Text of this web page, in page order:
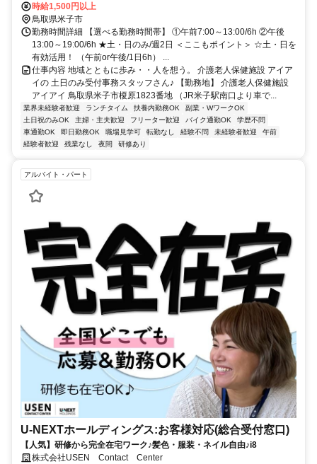
通勤OK
時給1,500円以上
鳥取県米子市
勤務時間詳細 【選べる勤務時間帯】 ①午前7:00～13:00/6h ②午後
13:00～19:00/6h ★土・日のみ/週2日 ＜ここもポイント＞ ☆土・日を
有効活用！ （午前or午後/1日6h） ...
仕事内容 地域とともに歩み・・人を想う。 介護老人保健施設 アイア
イの 土日のみ受付事務スタッフさん♪ 【勤務地】 介護老人保健施設
アイアイ 鳥取県米子市榎原1823番地 （JR米子駅南口より車で...
業界未経験者歓迎 ランチタイム 扶養内勤務OK
副業・WワークOK
土日祝のみOK
主婦・主夫歓迎 フリーター歓迎 バイク通勤OK
学歴不問
車通勤OK
即日勤務OK 職場見学可 転勤なし 経験不問 未経験者歓迎
午前
経験者歓迎
残業なし 夜間 研修あり
アルバイト・パート
U-NEXTホールディングス:お客様対応(総合受付窓口)
【人気】研修から完全在宅ワーク♪髪色・服装・ネイル自由♪i8
株式会社USEN Contact Center